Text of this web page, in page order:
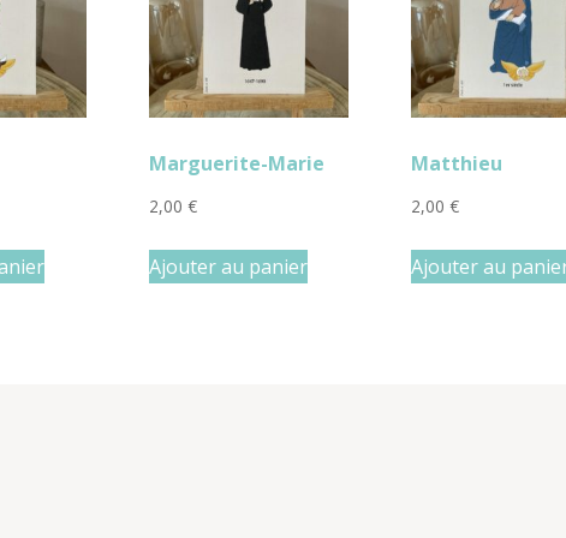
Marguerite-Marie
2,00 €
Ajouter au panier
Matthieu
2,00€
Ajouter au